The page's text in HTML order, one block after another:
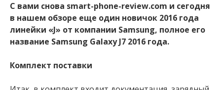
С вами снова smart-phone-review.com и сегодня
в нашем обзоре еще один новичок 2016 года
линейки «J» от компании Samsung, полное его
название Samsung Galaxy J7 2016 года.
Комплект поставки